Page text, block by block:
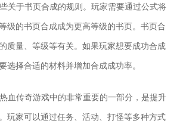
关于书页合成的规则。玩家需要通过公式将
级的书页合成成为更高等级的书页。书页合
质量、等级等有关。如果玩家想要成功合成
选择合适的材料并增加合成成功率。
血传奇游戏中的非常重要的一部分，是提升
玩家可以通过任务、活动、打怪等多种方式